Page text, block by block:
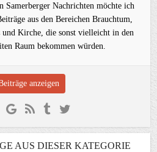
Samerberger Nachrichten möchte ich
aus den Bereichen Brauchtum,
Kirche, die sonst vielleicht in den
Raum bekommen würden.
anzeigen
AUS DIESER KATEGORIE